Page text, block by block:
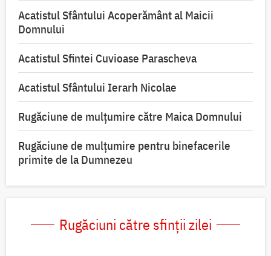
Acatistul Sfântului Acoperământ al Maicii
Domnului
Acatistul Sfintei Cuvioase Parascheva
Acatistul Sfântului Ierarh Nicolae
Rugăciune de mulţumire către Maica Domnului
Rugăciune de mulțumire pentru binefacerile
primite de la Dumnezeu
Rugăciuni către sfinții zilei